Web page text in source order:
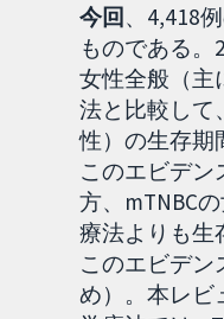
今回、4,418
ものである。
女性全般（主
法と比較して
性）の生存期
このエビデ
方、mTNBC
療法よりも生
このエビデン
め）。本レビ